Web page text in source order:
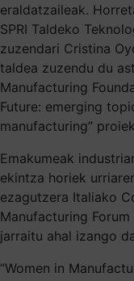
eraldatzaileak.
SPRI Taldeko
zuzendari Cristina
taldea zuzendu du
Manufacturing
Future: emerging
manufacturing”
Emakumeak
ekintza horiek
ezagutzera Italiako
Manufacturing
jarraitu ahal izango
“Women in